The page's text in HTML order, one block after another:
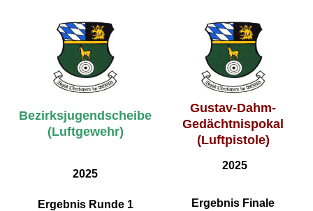
Bezirksjugendscheibe
(Luftgewehr)
Gustav-Dahm-
Gedächtnispokal
(Luftpistole)
2025
Ergebnis Runde 1
2025
Ergebnis Finale